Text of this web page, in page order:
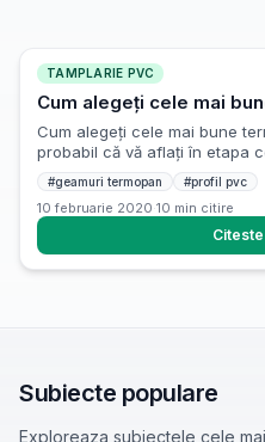
TAMPLARIE PVC
Cum alegeți cele mai
Cum alegeți cele mai bune
probabil că vă aflați în etapa
momentul în care doriți să
nouă, mai calitativă.
alegere bună într-adevăr,
existente pe piață la ora
Așadar, […]
#geamuri termopan #profil pvc
10 februarie 2020·10 min citire
Subiecte populare
Exploreaza subiectele cele